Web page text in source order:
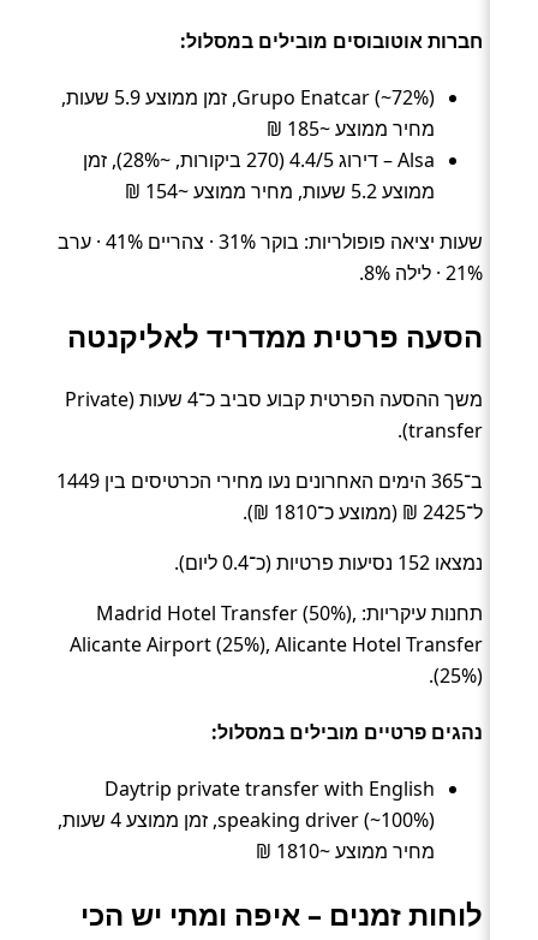
חברות אוטובוסים מובילים במסלול:
Grupo Enatcar (~72%), זמן ממוצע 5.9 שעות,
מחיר ממוצע ~185 ₪
Alsa – דירוג 4.4/5 (270 ביקורות, ~28%), זמן
ממוצע 5.2 שעות, מחיר ממוצע ~154 ₪
שעות יציאה פופולריות: בוקר 31% · צהריים 41% · ערב
21% · לילה 8%.
הסעה פרטית ממדריד לאליקנטה
משך ההסעה הפרטית קבוע סביב כ־4 שעות (Private
transfer).
ב־365 הימים האחרונים נעו מחירי הכרטיסים בין 1449
ל־2425 ₪ (ממוצע כ־1810 ₪).
נמצאו 152 נסיעות פרטיות (כ־0.4 ליום).
תחנות עיקריות: Madrid Hotel Transfer (50%),
Alicante Airport (25%), Alicante Hotel Transfer
(25%).
נהגים פרטיים מובילים במסלול:
Daytrip private transfer with English
speaking driver (~100%), זמן ממוצע 4 שעות,
מחיר ממוצע ~1810 ₪
לוחות זמנים – איפה ומתי יש הכי